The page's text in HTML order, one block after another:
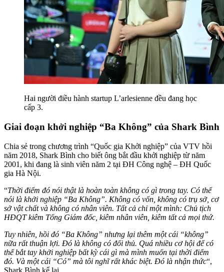
Hai người điều hành startup L’arlesienne đều đang học
cấp 3.
Giai đoạn khởi nghiệp “Ba Không” của Shark Bình
Chia sẻ trong chương trình “Quốc gia Khởi nghiệp” của VTV hồi
năm 2018, Shark Bình cho biết ông bắt đầu khởi nghiệp từ năm
2001, khi đang là sinh viên năm 2 tại ĐH Công nghệ – ĐH Quốc
gia Hà Nội.
“Thời điểm đó nói thật là hoàn toàn không có gì trong tay. Có thể
nói là khởi nghiệp “Ba Không”. Không có vốn, không có trụ sở, cơ
sở vật chất và không có nhân viên. Tất cả chỉ một mình: Chủ tịch
HĐQT kiêm Tổng Giám đốc, kiêm nhân viên, kiêm tất cả mọi thứ.
Tuy nhiên, hồi đó “Ba Không” nhưng lại thêm một cái “không”
nữa rất thuận lợi. Đó là không có đối thủ. Quá nhiều cơ hội để có
thể bắt tay khởi nghiệp bất kỳ cái gì mà mình muốn tại thời điểm
đó. Và một cái “Có” mà tôi nghĩ rất khác biệt. Đó là nhận thức“,
Shark Bình kể lại.